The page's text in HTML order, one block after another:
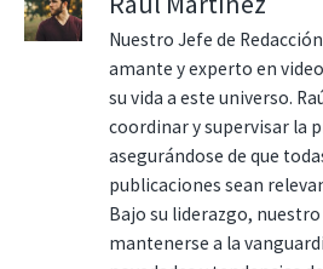
Nuestro Jefe de
amante y experto en
su vida a este universo.
coordinar y supervisar la
asegurándose de que
publicaciones sean
Bajo su liderazgo,
mantenerse a la